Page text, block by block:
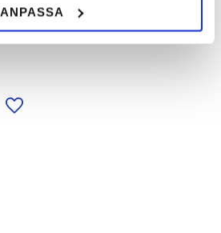
ANPASSA
Tilføj til ønskeliste